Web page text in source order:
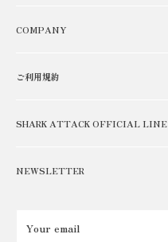
RENTAL/LEASE
COMPANY
RECRUIT
ご利用規約
返品・キャンセルについて
NEWSLETTER
Your email
SHARK ATTACK OFFICIAL LINE
登録はコチラ